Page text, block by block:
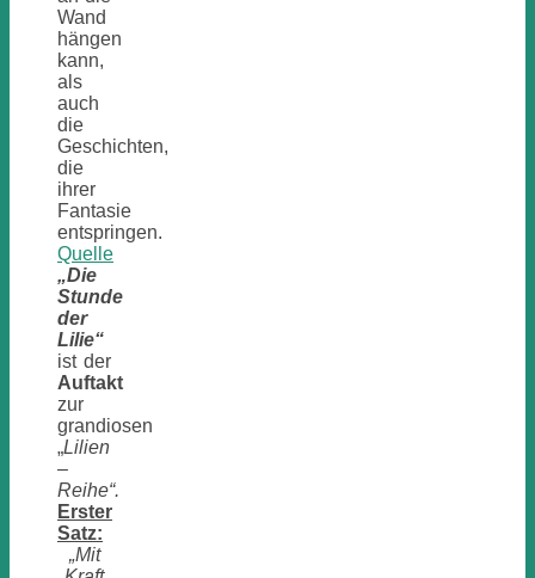
Wand
hängen
kann,
als
auch
die
Geschichten,
die
ihrer
Fantasie
entspringen.
Quelle
„Die
Stunde
der
Lilie“
ist der
Auftakt
zur
grandiosen
„Lilien
–
Reihe“.
Erster
Satz:
„Mit